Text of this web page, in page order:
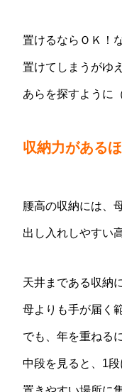
置けるならＯＫ！
置けてしまうがゆ
あらを探すように
収納力がある
腰高の収納には、
出し入れしやすい
天井まである収納
母よりも手が届く
でも、年を重ねる
中段を見ると、1